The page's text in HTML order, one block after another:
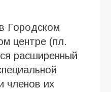
Городском
центре (пл.
расширенный
членов их